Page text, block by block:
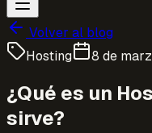
Volver al blog
Hosting
8 de
¿Qué es un
sirve?